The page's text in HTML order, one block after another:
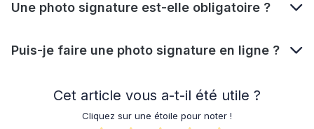
Une photo signature est-elle obligatoire ?
Puis-je faire une photo signature en ligne ?
Cet article vous a-t-il été utile ?
Cliquez sur une étoile pour noter !